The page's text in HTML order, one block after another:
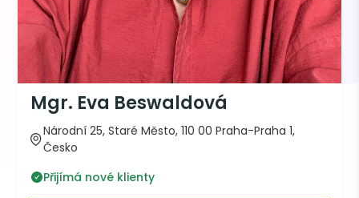
Mgr. Eva Beswaldová
Národní 25, Staré Město, 110 00 Praha-Praha 1,
Česko
Přijímá nové klienty